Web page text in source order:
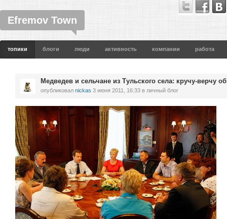
Efremov Town
топики блоги люди активность компании работа
Медведев и сельчане из Тульского села: кручу-верчу
опубликовал nickas 3 июня 2011, 16:33 в личный блог